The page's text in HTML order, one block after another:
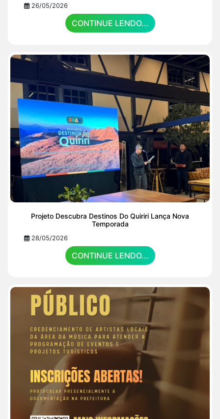
26/05/2026
CONTINUE LENDO...
Projeto Descubra Destinos Do Quiriri Lança Nova
Temporada
28/05/2026
CONTINUE LENDO...